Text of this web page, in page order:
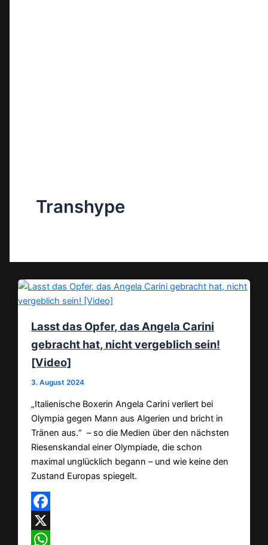
Transhype
Lasst das Opfer, das Angela Carini
gebracht hat, nicht vergeblich sein!
[Video]
3. August 2024
„Italienische Boxerin Angela Carini verliert bei
Olympia gegen Mann aus Algerien und bricht in
Tränen aus.“ – so die Medien über den nächsten
Riesenskandal einer Olympiade, die schon
maximal unglücklich begann – und wie keine den
Zustand Europas spiegelt.
Facebook
X